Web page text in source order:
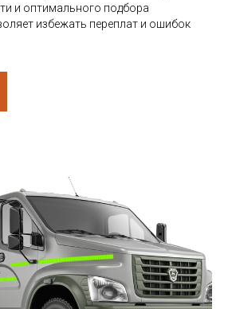
и оптимального подбора
избежать переплат и ошибок